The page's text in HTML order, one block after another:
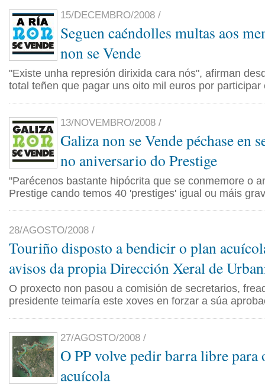
15/DECEMBRO/2008 /
Seguen caéndolles multas aos
non se Vende
"Existe unha represión dirixida cara nós", afirman
total teñen que pagar uns oito mil euros por participar
13/NOVEMBRO/2008 /
Galiza non se Vende péchase en
no aniversario do Prestige
"Parécenos bastante hipócrita que se conmemore o
Prestige cando temos 40 'prestiges' igual ou máis
28/AGOSTO/2008 /
Touriño disposto a bendicir o plan
avisos da propia Dirección Xeral de
O proxecto non pasou a comisión de secretarios,
presidente teimaría este xoves en forzar a súa
27/AGOSTO/2008 /
O PP volve pedir barra libre para
acuícola